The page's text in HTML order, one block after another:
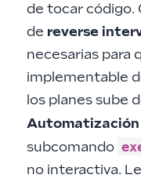
de tocar código.
de reverse
necesarias para
implementable
los planes sube
Automatización
subcomando
no interactiva.